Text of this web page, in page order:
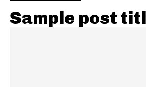
Sample post